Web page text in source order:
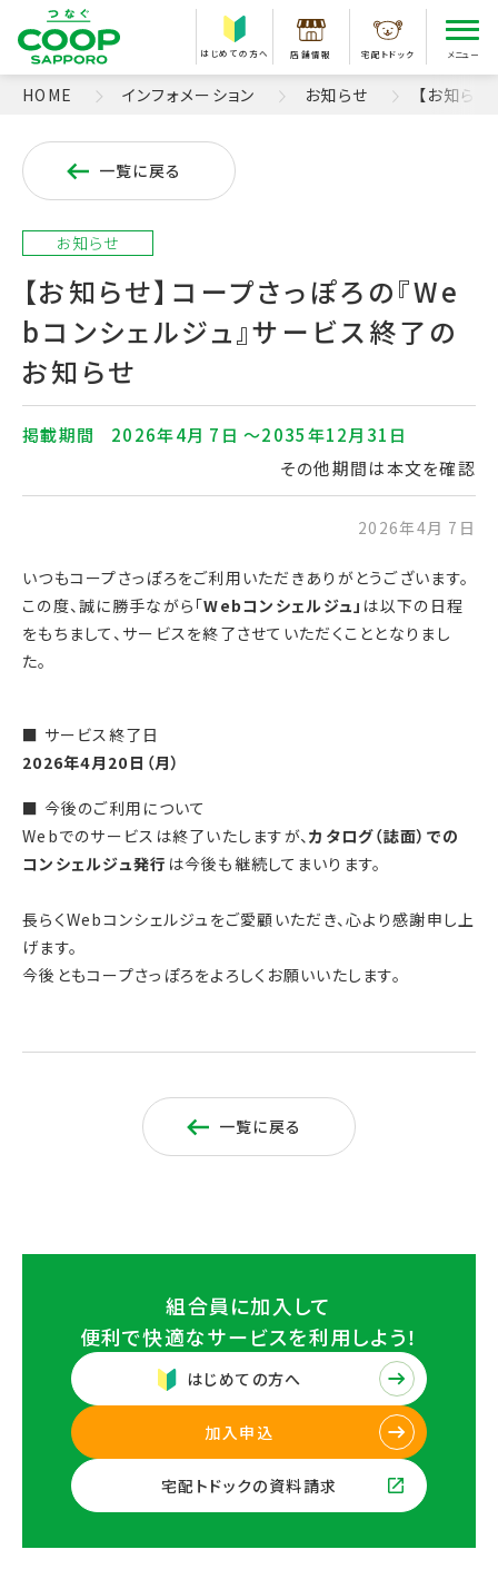
はじめての方へ 店舗情報 宅配トドック メニュー
HOME インフォメーション お知らせ 【お知ら
一覧に戻る
お知らせ
【お知らせ】コープさっぽろの『We
bコンシェルジュ』サービス終了の
お知らせ
掲載期間
2026年4月 7日 〜2035年12月31日
その他期間は本文を確認
2026年4月 7日
いつもコープさっぽろをご利用いただきありがとうございます。
この度、誠に勝手ながら「Webコンシェルジュ」 は以下の日程
をもちまして、サービスを終了させていただくこととなりまし
た。
■ サービス終了日
2026年4月20日（月）
■ 今後のご利用について
Webでのサービスは終了いたしますが、カタログ（誌面）での
コンシェルジュ発行 は今後も継続してまいります。
長らくWebコンシェルジュをご愛顧いただき、心より感謝申し上
げます。
今後ともコープさっぽろをよろしくお願いいたします。
一覧に戻る
組合員に加入して
便利で快適なサービスを利用しよう！
はじめての方へ
加入申込
宅配トドックの資料請求